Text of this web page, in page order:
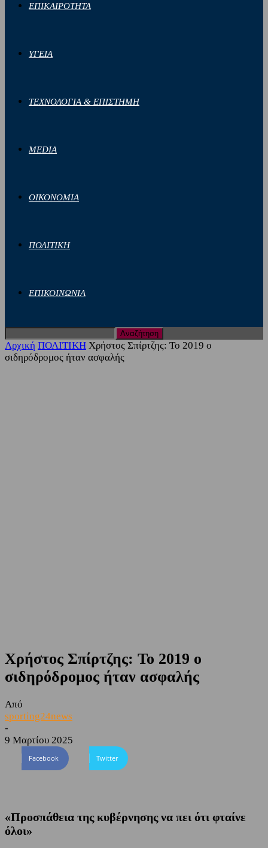
ΕΠΙΚΑΙΡΟΤΗΤΑ
ΥΓΕΙΑ
ΤΕΧΝΟΛΟΓΙΑ & ΕΠΙΣΤΗΜΗ
MEDIA
ΟΙΚΟΝΟΜΙΑ
ΠΟΛΙΤΙΚΗ
ΕΠΙΚΟΙΝΩΝΙΑ
Αρχική ΠΟΛΙΤΙΚΗ Χρήστος Σπίρτζης: Το 2019 ο
σιδηρόδρομος ήταν ασφαλής
Χρήστος Σπίρτζης: Το 2019 ο
σιδηρόδρομος ήταν ασφαλής
Από
sporting24news
-
9 Μαρτίου 2025
Facebook Twitter
«Προσπάθεια της κυβέρνησης να πει ότι φταίνε
όλοι»